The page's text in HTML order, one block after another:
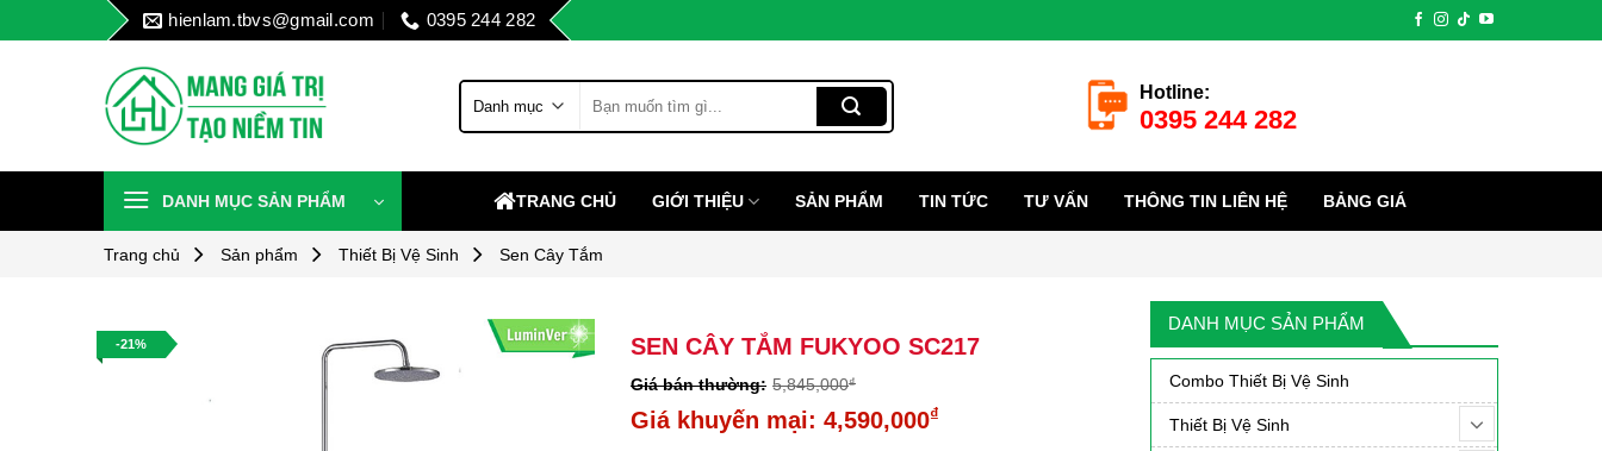
to
hienlam.tbvs@gmail.com 0395 244 282
kiếm:
Hotline:
0395 244 282
DANH MỤC SẢN PHẨM TRANG CHỦ GIỚI THIỆU SẢN PHẨM TIN TỨC TƯ VẤN THÔNG TIN LIÊN HỆ BẢNG GIÁ
Trang chủ Sản phẩm Thiết Bị Vệ Sinh Sen Cây Tắm
DANH MỤC SẢN PHẨM
Combo Thiết Bị Vệ Sinh
Thiết Bị Vệ Sinh
-21% SEN CÂY TẮM FUKYOO SC217
5,845,000₫
Giá
4,590,000₫